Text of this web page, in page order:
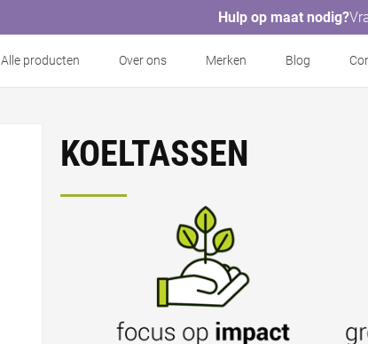
Hulp op maat nodig?
Alle producten Over ons Merken Blog
KOELTASSEN